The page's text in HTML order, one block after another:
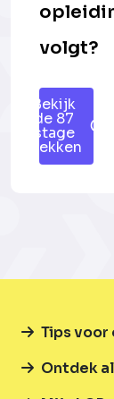
volgt?
Bekijk
de 87
stage
plekken
Tips voor
Ontdek